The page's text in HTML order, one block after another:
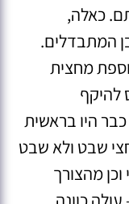
כאלה,
המתבדלים.
מחצית
להיקף
היו בראשית
שבט ולא שבט
מהצורך